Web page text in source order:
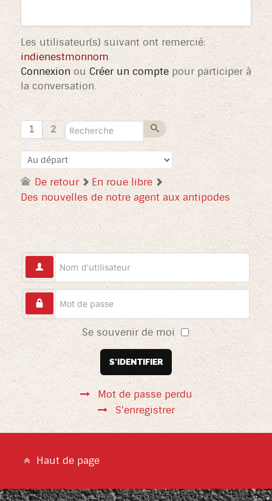
Les utilisateur(s) suivant ont remercié:
indienestmonnom
Connexionou Créer un compte pour participer à
la conversation.
1 2
De retour
En roue libre
Des nouvelles de notre agent aux antipodes
Se souvenir de moi
S'IDENTIFIER
Mot de passe perdu
S'enregistrer
Haut de page